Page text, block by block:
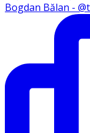
Bogdan Bălan -